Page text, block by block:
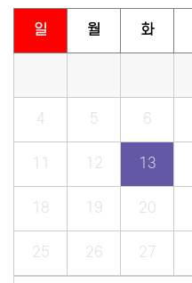
일 월 화
4 5 6
11 12 13
18 19 20
25 26 27